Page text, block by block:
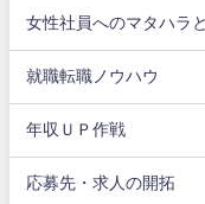
女性社員へのマタハラ
就職転職ノウハウ
年収ＵＰ作戦
応募先・求人の開拓